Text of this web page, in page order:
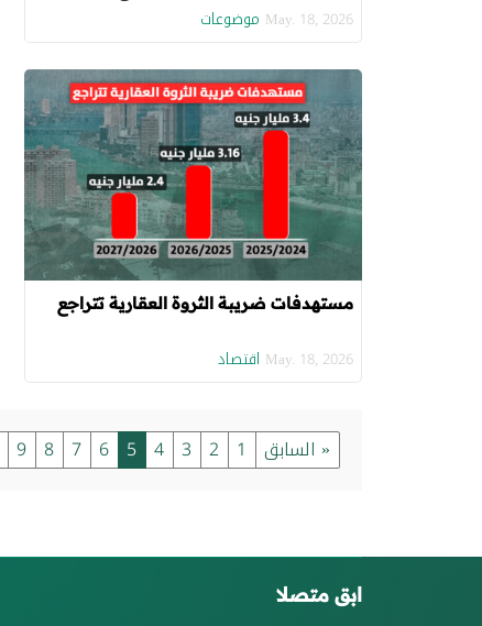
على حساب الصيادلة"
May. 18, 2026 موضوعات
مستهدفات ضريبة الثروة العقارية تتراجع
May. 18, 2026 اقتصاد
« السابق 1
2
3
4
5
6
7
8
9
ابق متصلا